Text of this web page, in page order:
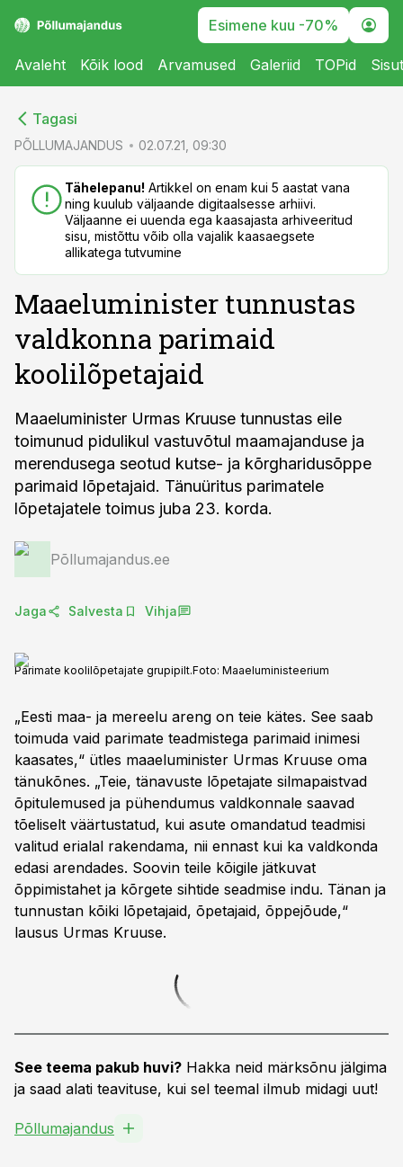
Esimene kuu -70%
Avaleht Kõik lood Arvamused Galeriid TOPid
Tagasi
PÕLLUMAJANDUS 02.07.21, 09:30
Tähelepanu! Artikkel on enam kui 5 aastat vana
ning kuulub väljaande digitaalsesse arhiivi.
Väljaanne ei uuenda ega kaasajasta arhiveeritud
sisu, mistõttu võib olla vajalik kaasaegsete
allikatega tutvumine
Maaeluminister tunnustas
valdkonna parimaid
koolilõpetajaid
Maaeluminister Urmas Kruuse tunnustas eile
toimunud pidulikul vastuvõtul maamajanduse ja
merendusega seotud kutse- ja kõrgharidusõppe
parimaid lõpetajaid. Tänuüritus parimatele
lõpetajatele toimus juba 23. korda.
Põllumajandus.ee
Jaga Salvesta Vihja
Parimate koolilõpetajate grupipilt.Foto: Maaeluministeerium
„Eesti maa- ja mereelu areng on teie kätes. See saab
toimuda vaid parimate teadmistega parimaid inimesi
kaasates,“ ütles maaeluminister Urmas Kruuse oma
tänukõnes. „Teie, tänavuste lõpetajate silmapaistvad
õpitulemused ja pühendumus valdkonnale saavad
tõeliselt väärtustatud, kui asute omandatud teadmisi
valitud erialal rakendama, nii ennast kui ka valdkonda
edasi arendades. Soovin teile kõigile jätkuvat
õppimistahet ja kõrgete sihtide seadmise indu. Tänan ja
tunnustan kõiki lõpetajaid, õpetajaid, õppejõude,“
lausus Urmas Kruuse.
See teema pakub huvi? Hakka neid märksõnu jälgima
ja saad alati teavituse, kui sel teemal ilmub midagi uut!
Põllumajandus